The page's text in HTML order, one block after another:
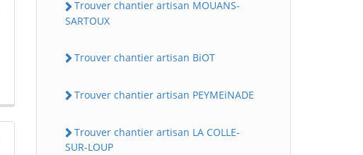
Trouver chantier artisan MOUANS-
SARTOUX
Trouver chantier artisan BiOT
Trouver chantier artisan PEYMEiNADE
Trouver chantier artisan LA COLLE-
SUR-LOUP